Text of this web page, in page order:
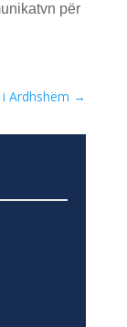
për
Ardhshëm →